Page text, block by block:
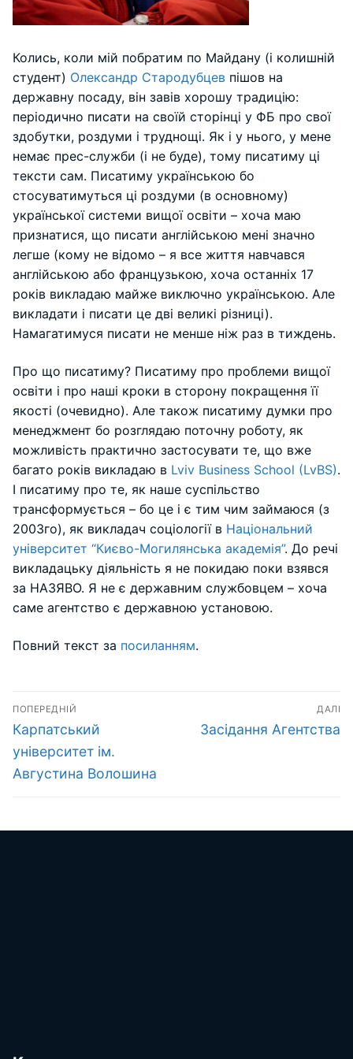
Колись, коли мій побратим по Майдану (і колишній
студент) Олександр Стародубцев пішов на
державну посаду, він завів хорошу традицію:
періодично писати на своїй сторінці у ФБ про свої
здобутки, роздуми і труднощі. Як і у нього, у мене
немає прес-служби (і не буде), тому писатиму ці
тексти сам. Писатиму українською бо
стосуватимуться ці роздуми (в основному)
української системи вищої освіти – хоча маю
признатися, що писати англійською мені значно
легше (кому не відомо – я все життя навчався
англійською або французькою, хоча останніх 17
років викладаю майже виключно українською. Але
викладати і писати це дві великі різниці).
Намагатимуся писати не менше ніж раз в тиждень.
Про що писатиму? Писатиму про проблеми вищої
освіти і про наші кроки в сторону покращення її
якості (очевидно). Але також писатиму думки про
менеджмент бо розглядаю поточну роботу, як
можливість практично застосувати те, що вже
багато років викладаю в Lviv Business School (LvBS).
І писатиму про те, як наше суспільство
трансформується – бо це і є тим чим займаюся (з
2003го), як викладач соціології в Національний
університет “Києво-Могилянська академія”. До речі
викладацьку діяльність я не покидаю поки взявся
за НАЗЯВО. Я не є державним службовцем – хоча
саме агентство є державною установою.
Повний текст за посиланням.
Навігація
записів
ПОПЕРЕДНІЙ
Попередній
запис:
Карпатський
університет ім.
Августина Волошина
ДАЛІ
Наступний
Засідання Агентства